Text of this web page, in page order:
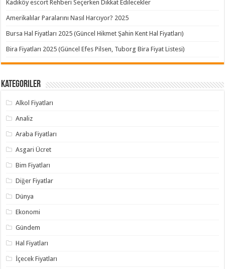
Kadıköy escort Rehberi Seçerken Dikkat Edilecekler
Amerikalılar Paralarını Nasıl Harcıyor? 2025
Bursa Hal Fiyatları 2025 (Güncel Hikmet Şahin Kent Hal Fiyatları)
Bira Fiyatları 2025 (Güncel Efes Pilsen, Tuborg Bira Fiyat Listesi)
Kategoriler
Alkol Fiyatları
Analiz
Araba Fiyatları
Asgari Ücret
Bim Fiyatları
Diğer Fiyatlar
Dünya
Ekonomi
Gündem
Hal Fiyatları
İçecek Fiyatları